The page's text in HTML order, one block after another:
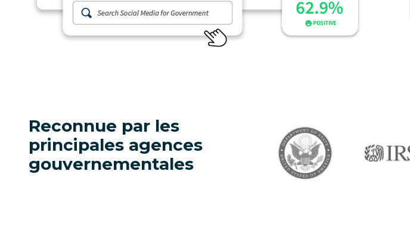
Reconnue par les
principales agences
gouvernementales